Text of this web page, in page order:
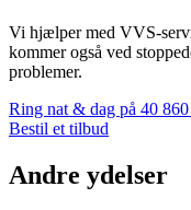
Vi hjælper med VVS-
kommer også ved
problemer.
Ring nat & dag på 40
Bestil et tilbud
Andre ydelser